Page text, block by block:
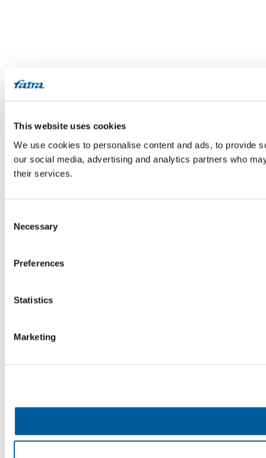
This website uses cookies
We use cookies to personalise content and ads, to provide
our social media, advertising and analytics partners who
their services.
Selection
Necessary
Preferences
Statistics
Marketing